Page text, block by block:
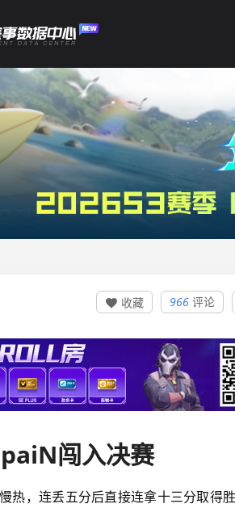
966 评论
 收藏
闯入决赛
热，连丢五分后直接连拿十三分取得